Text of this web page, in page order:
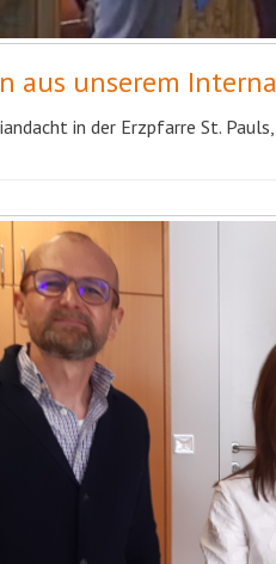
aus unserem
in der Erzpfarre St.